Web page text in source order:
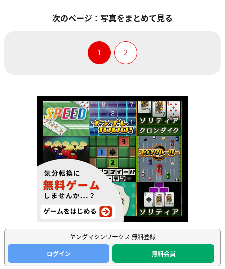
次のページ：写真をまとめて見る
1 2
ヤングマシンワークス 無料登録
ログイン
無料会員